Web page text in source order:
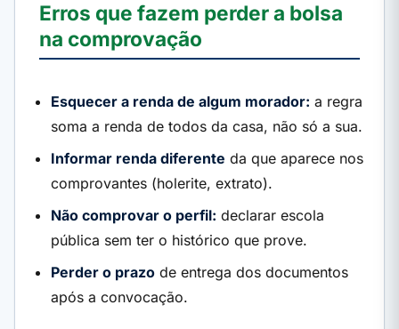
Erros que fazem perder a bolsa
na comprovação
Esquecer a renda de algum morador: a regra
soma a renda de todos da casa, não só a sua.
Informar renda diferente da que aparece nos
comprovantes (holerite, extrato).
Não comprovar o perfil: declarar escola
pública sem ter o histórico que prove.
Perder o prazo de entrega dos documentos
após a convocação.